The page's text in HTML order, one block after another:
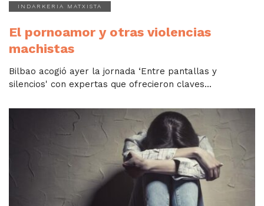
INDARKERIA MATXISTA
El pornoamor y otras violencias
machistas
Bilbao acogió ayer la jornada ‘Entre pantallas y
silencios' con expertas que ofrecieron claves...